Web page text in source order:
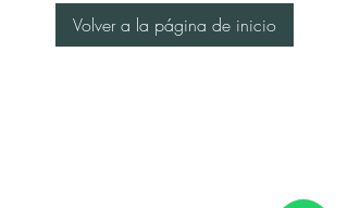
Volver a la página de inicio